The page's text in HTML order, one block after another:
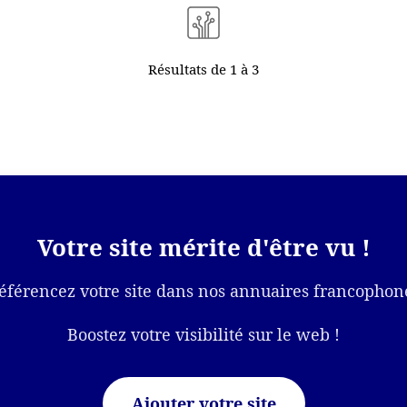
Résultats de 1 à 3
Votre site mérite d'être vu !
votre site dans nos annuaires
Boostez votre visibilité sur le web !